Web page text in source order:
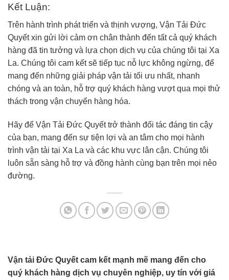
Kết Luận:
Trên hành trình phát triển và thịnh vượng, Vận Tải Đức
Quyết xin gửi lời cảm ơn chân thành đến tất cả quý khách
hàng đã tin tưởng và lựa chọn dịch vụ của chúng tôi tại Xa
La. Chúng tôi cam kết sẽ tiếp tục nỗ lực không ngừng, để
mang đến những giải pháp vận tải tối ưu nhất, nhanh
chóng và an toàn, hỗ trợ quý khách hàng vượt qua mọi thử
thách trong vận chuyển hàng hóa.
Hãy để Vận Tải Đức Quyết trở thành đối tác đáng tin cậy
của bạn, mang đến sự tiện lợi và an tâm cho mọi hành
trình vận tải tại Xa La và các khu vực lân cận. Chúng tôi
luôn sẵn sàng hỗ trợ và đồng hành cùng bạn trên mọi nẻo
đường.
Vận tải Đức Quyết cam kết mạnh mẽ mang đến cho
quý khách hàng dịch vụ chuyên nghiệp, uy tín với giá